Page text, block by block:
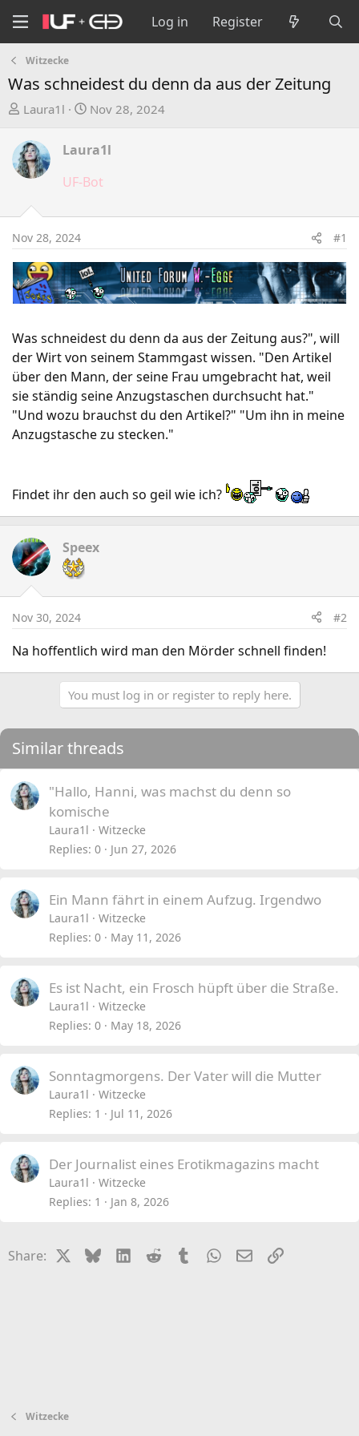
Log in Register
Witzecke
Was schneidest du denn da aus der Zeitung
T
r
e
a
s
a
r
t
e
Laura1l
S
t
a
e
Nov 28, 2024
Laura1l
UF-Bot
Nov 28, 2024 #1
Was schneidest du denn da aus der Zeitung aus?", will
der Wirt von seinem Stammgast wissen. "Den Artikel
über den Mann, der seine Frau umgebracht hat, weil
sie ständig seine Anzugstaschen durchsucht hat."
"Und wozu brauchst du den Artikel?" "Um ihn in meine
Anzugstasche zu stecken."
Findet ihr den auch so geil wie ich?
Speex
Nov 30, 2024 #2
Na hoffentlich wird man den Mörder schnell finden!
You must log in or register to reply here.
Similar threads
"Hallo, Hanni, was machst du denn so
komische
Laura1l
Witzecke
Replies 0 Jun 27, 2026
Ein Mann fährt in einem Aufzug. Irgendwo
Laura1l
Witzecke
Replies 0 May 11, 2026
Es ist Nacht, ein Frosch hüpft über die Straße.
Laura1l
Witzecke
Replies 0 May 18, 2026
Sonntagmorgens. Der Vater will die Mutter
Laura1l
Witzecke
Replies 1 Jul 11, 2026
Der Journalist eines Erotikmagazins macht
Laura1l
Witzecke
Replies 1 Jan 8, 2026
Share: BlueskyLinkedIn
Reddit TumblrWhatsApp
EmailLink
Witzecke